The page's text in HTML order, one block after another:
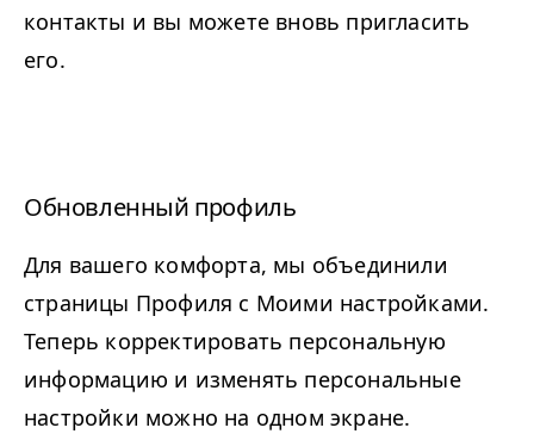
контакты и вы можете вновь пригласить
его.
Обновленный профиль
Для вашего комфорта, мы объединили
страницы Профиля с Моими настройками.
Теперь корректировать персональную
информацию и изменять персональные
настройки можно на одном экране.